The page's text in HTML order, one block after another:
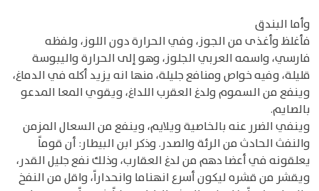
وأما البندق
فأغلظ وأغذى من الجوز، وفي الحرارة دون اللوز، ولفظه
فارسي، واسمه العربي الجلوز، وهو إلى الحرارة واليبوسة
قليلة، وفيه خواص ومنافع جليلة، منها انه يزيد أكله في الدماغ،
وينفع من السموم ولدغ العقرب اللداغ، ويقوي المعا المدعو
بالصايم.
وينفي الضرر عنه بالخاصية ويلايم، وينفع من السعال المزمن
والنفث الحادث من الرئة والصدر. وذكر ابن البيطار: أن قوماً
يعلقونه في أعضا دهم من لدغ العقارب، وذلك نفع جليل القدر،
ويقشر من قشره ليكون أسرع انهناما وانحداراً، واقل من النفخ